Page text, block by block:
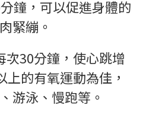
鐘，可以促進身體的
緊繃。
次30分鐘，使心跳增
的有氧運動為佳，
游泳、慢跑等。